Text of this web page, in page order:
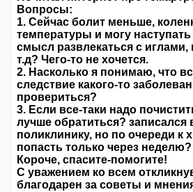
Вопросы:
1. Сейчас болит меньше,
температуры и могу
смысл развлекаться с
т.д? Чего-то не хочется.
2. Насколько я понимаю, что
следствие какого-то
провериться?
3. Если все-таки надо
лучше обратиться? записался
поликлинику, но по очереди к
попасть только через неделю?
Короче, спасите-помогите!
С уважением ко всем
благодарен за советы и